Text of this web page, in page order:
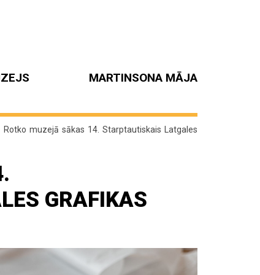
MARTINSONA MĀJA
Rotko muzejā sākas 14. Starptautiskais Latgales
GRAFIKAS